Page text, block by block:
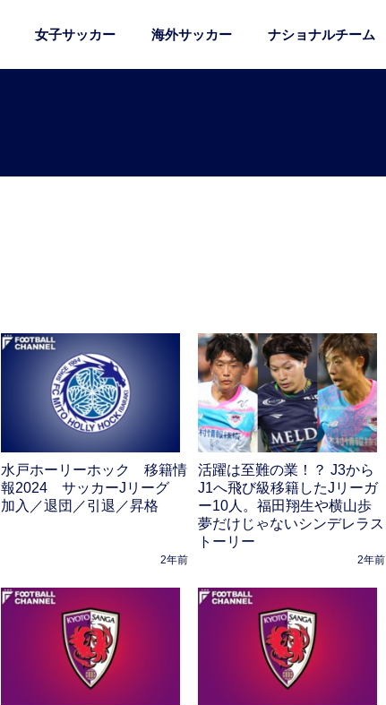
女子サッカー 海外サッカー ナショナルチーム
水戸ホーリーホック 移籍情
報2024 サッカーJリーグ
加入／退団／引退／昇格
2年前
活躍は至難の業！？ J3から
J1へ飛び級移籍したJリーガ
ー10人。福田翔生や横山歩
夢だけじゃないシンデレラス
トーリー
2年前